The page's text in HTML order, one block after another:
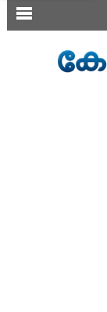
SECTIONS